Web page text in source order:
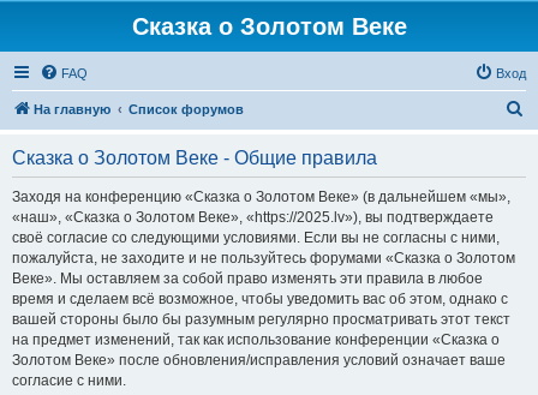
Сказка о Золотом Веке
FAQ Вход
На главную Список форумов
Сказка о Золотом Веке - Общие правила
Заходя на конференцию «Сказка о Золотом Веке» (в дальнейшем «мы»,
«наш», «Сказка о Золотом Веке», «https://2025.lv»), вы подтверждаете
своё согласие со следующими условиями. Если вы не согласны с ними,
пожалуйста, не заходите и не пользуйтесь форумами «Сказка о Золотом
Веке». Мы оставляем за собой право изменять эти правила в любое
время и сделаем всё возможное, чтобы уведомить вас об этом, однако с
вашей стороны было бы разумным регулярно просматривать этот текст
на предмет изменений, так как использование конференции «Сказка о
Золотом Веке» после обновления/исправления условий означает ваше
согласие с ними.